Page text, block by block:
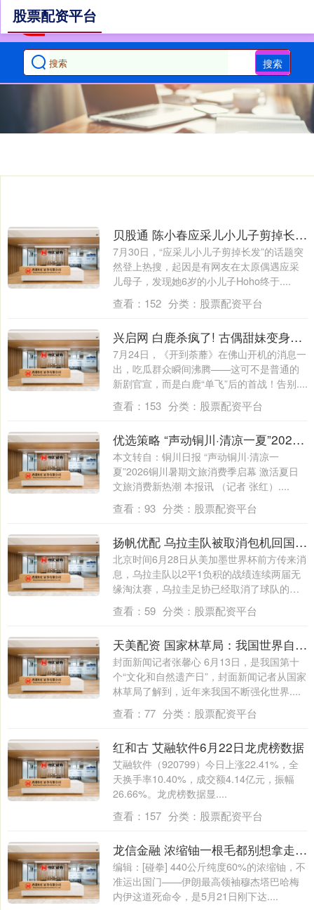
搜索
股票配资平台
贝股通 陈小春应采儿小儿子剪掉长发，网友：“迷你版陈小春”
7月30日，“应采儿小儿子剪掉长发”的话题突
然登上热搜，起因是有网友在太原偶遇应采
儿母子，发现她6岁的小儿子Hoho终于....
查看： 152 分类： 股票配资平台
兴启网 白鹿杀疯了! 古偶甜妹变身90年代复仇大女主，这次真的不一样
7月24日，《开到荼蘼》在佛山开机的消息一
出，吃瓜群众瞬间沸腾——这可不是普通的
新剧官宣，而是白鹿“单飞”后的首战！告别....
查看： 153 分类： 股票配资平台
优选策略 “声动铜川·清凉一夏”2026铜川暑期文旅消费季启幕
本文转自：铜川日报 “声动铜川·清凉一
夏”2026铜川暑期文旅消费季启幕 激活夏日
文旅消费新热潮 本报讯 （记者 张红）....
查看： 93 分类： 股票配资平台
扬帆优配 乌拉圭队被取消包机回国待遇，队员自行搭乘航班返回
北京时间6月28日从美加墨世界杯前方传来消
息，乌拉圭队以2平1负积的战绩连续两届无
缘淘汰赛，乌拉圭足协已经取消了球队的
集....
查看： 59 分类： 股票配资平台
天美配资 国家林草局：我国世界自然遗产保护状况持续提升
封面新闻记者张馨心 6月13日，是我国第十
个“文化和自然遗产日”，封面新闻记者从国家
林草局了解到，近年来我国不断强化世界....
查看： 77 分类： 股票配资平台
红和古 艾融软件6月22日龙虎榜数据
艾融软件（920799）今日上涨22.41%，全
天换手率10.40%，成交额4.14亿元，振幅
26.66%。龙虎榜数据显....
查看： 157 分类： 股票配资平台
龙信金融 浓缩铀一根毛都别想拿走！伊朗这回把话说绝，美俄谁的面子都不给
编辑：[碰拳] 440公斤纯度60%的浓缩铀，不
准运出国门——伊朗最高领袖穆杰塔巴哈梅
内伊这道死命令，是5月21日刚下达....